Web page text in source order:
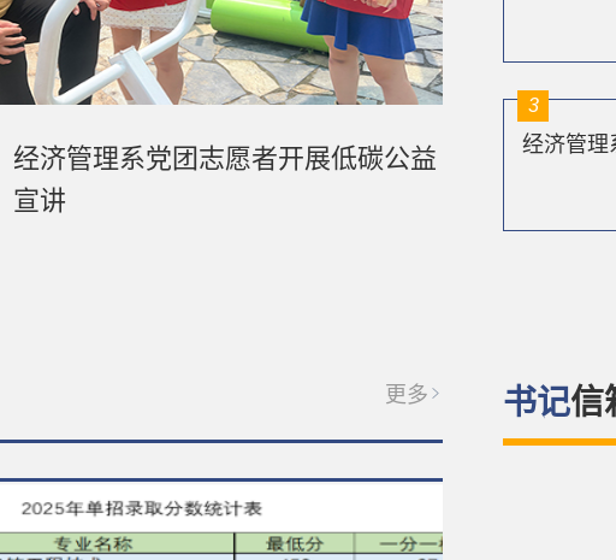
经济管理系党团志愿者开展低碳公益
宣讲
3
更多 书记